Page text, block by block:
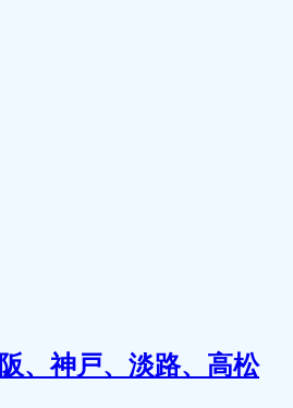
、神戸、淡路、高松